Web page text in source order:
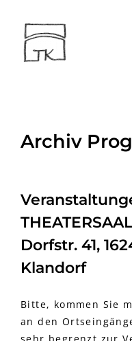
Inhalt
springen
Archiv
Dorfstr. 41,
Klandorf
Bitte, kommen Sie
an den